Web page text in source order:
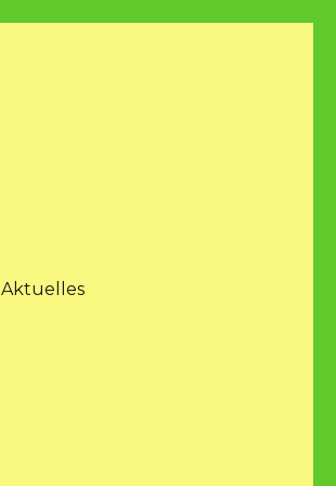
Aktuelles